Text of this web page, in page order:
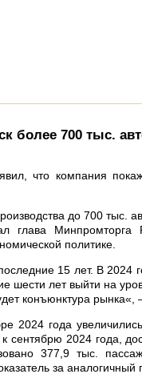
более 700 тыс.
что компания
до 700 тыс.
глава
политике.
15 лет. В 2024
шести лет выйти на
конъюнктура рынка«,
2024 года
2024 года,
377,9 тыс.
за аналогичный